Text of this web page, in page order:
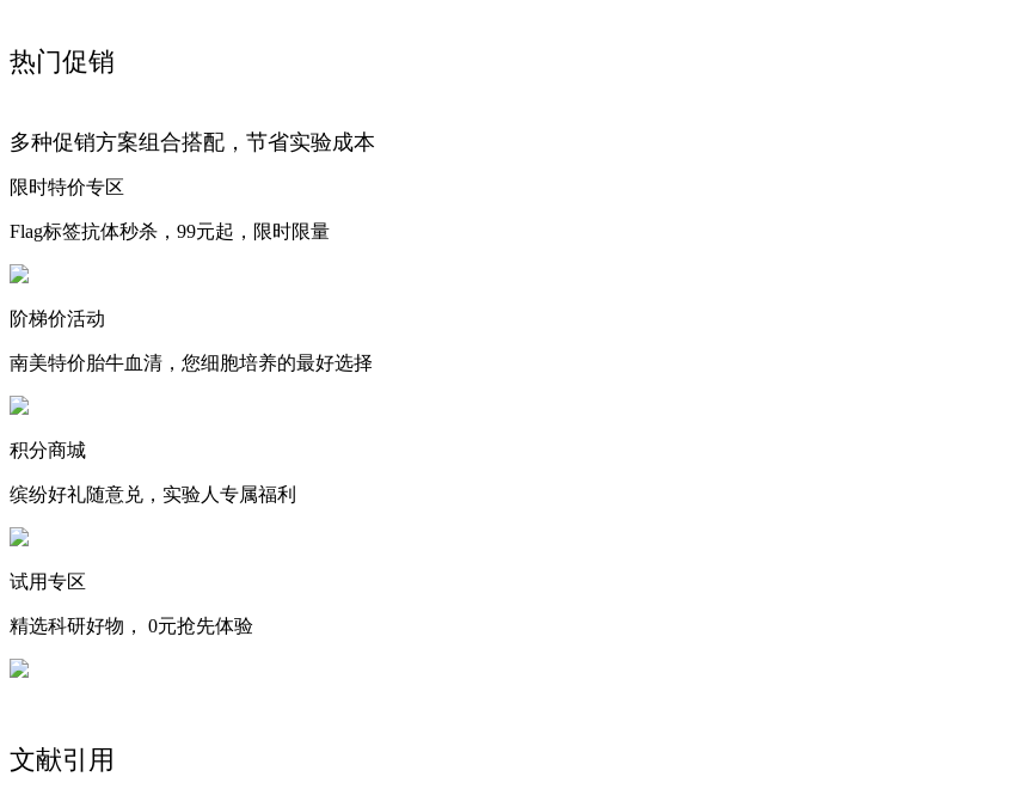
热门促销
多种促销方案组合搭配，节省实验成本
限时特价专区
Flag标签抗体秒杀，99元起，限时限量
阶梯价活动
南美特价胎牛血清，您细胞培养的最好选择
积分商城
缤纷好礼随意兑，实验人专属福利
试用专区
精选科研好物， 0元抢先体验
文献引用